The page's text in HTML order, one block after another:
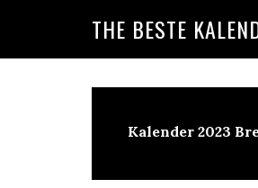
THE BESTE
Kalender 2023